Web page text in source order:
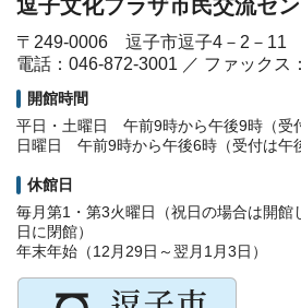
逗子文化プラザ市民交流セ
〒249-0006 逗子市逗子4－2－11
電話：046-872-3001 ／ ファックス
開館時間
平日・土曜日 午前9時から午後9時（受
日曜日 午前9時から午後6時（受付は午
休館日
毎月第1・第3火曜日（祝日の場合は開館
日に閉館）
年末年始（12月29日～翌月1月3日）